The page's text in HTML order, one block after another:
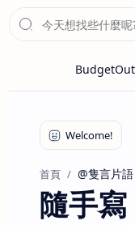
首頁 @隻言片語
隨手